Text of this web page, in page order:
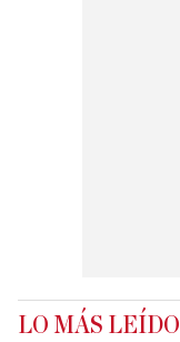
LO MÁS LEÍDO